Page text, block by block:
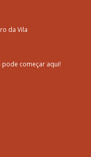
da Vila
começar aqui!